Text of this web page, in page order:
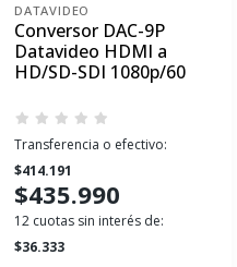
DATAVIDEO
Conversor DAC-9P
Datavideo HDMI a
HD/SD-SDI 1080p/60
Transferencia o efectivo:
$414.191
$435.990
12 cuotas sin interés de:
$36.333